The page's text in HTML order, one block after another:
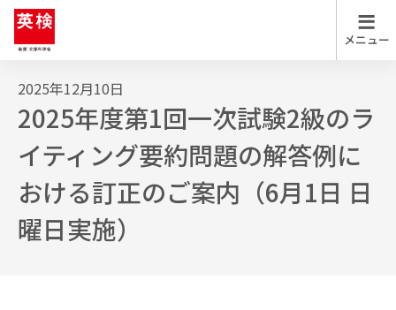
英検について
試験日程
受験案内
英検について
英検について トップ
英検を知る
英検の実施スケジュール
2025年12月10日
2025年度第1回一次試験2級のラ
イティング要約問題の解答例に
おける訂正のご案内（6月1日 日
曜日実施）